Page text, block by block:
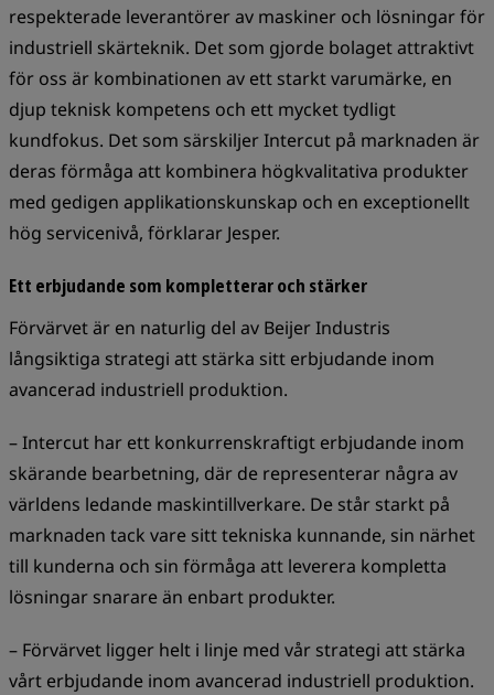
respekterade leverantörer av maskiner och lösningar för
industriell skärteknik. Det som gjorde bolaget attraktivt
för oss är kombinationen av ett starkt varumärke, en
djup teknisk kompetens och ett mycket tydligt
kundfokus. Det som särskiljer Intercut på marknaden är
deras förmåga att kombinera högkvalitativa produkter
med gedigen applikationskunskap och en exceptionellt
hög servicenivå, förklarar Jesper.
Ett erbjudande som kompletterar och stärker
Förvärvet är en naturlig del av Beijer Industris
långsiktiga strategi att stärka sitt erbjudande inom
avancerad industriell produktion.
– Intercut har ett konkurrenskraftigt erbjudande inom
skärande bearbetning, där de representerar några av
världens ledande maskintillverkare. De står starkt på
marknaden tack vare sitt tekniska kunnande, sin närhet
till kunderna och sin förmåga att leverera kompletta
lösningar snarare än enbart produkter.
– Förvärvet ligger helt i linje med vår strategi att stärka
vårt erbjudande inom avancerad industriell produktion.